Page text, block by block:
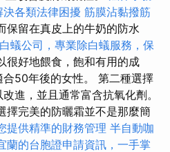
各類法律困擾 筋膜沾黏撥筋
保留在真皮上的牛奶的防水
蟻公司，專業除白蟻服務，保
很好地餵食，飽和有用的成
50年後的女性。 第二種選擇
進，並且通常富含抗氧化劑。
擇完美的防曬霜並不是那麼簡
提供精準的財務管理 半自動咖
蘭的台胞證申請資訊，一手掌